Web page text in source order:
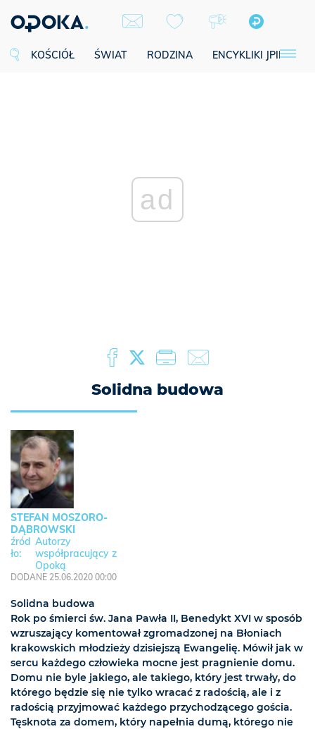
KOŚCIÓŁ ŚWIAT RODZINA ENCYKLIKI JPII
ad
Solidna budowa
STEFAN MOSZORO-
DĄBROWSKI
Autorzy
współpracujący z
Opoką
DODANE 25.06.2020 00:00
Solidna budowa
Rok po śmierci św. Jana Pawła II, Benedykt XVI w sposób
wzruszający komentował zgromadzonej na Błoniach
krakowskich młodzieży dzisiejszą Ewangelię. Mówił jak w
sercu każdego człowieka mocne jest pragnienie domu.
Domu nie byle jakiego, ale takiego, który jest trwały, do
którego będzie się nie tylko wracać z radością, ale i z
radością przyjmować każdego przychodzącego gościa.
Tęsknota za domem, który napełnia dumą, którego nie